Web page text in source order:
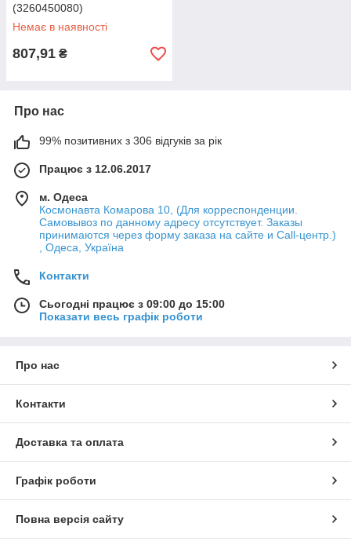
(3260450080)
Немає в наявності
807,91 ₴
Про нас
99% позитивних з 306 відгуків за рік
Працює з 12.06.2017
м. Одеса
Космонавта Комарова 10, (Для корреспонденции.
Самовывоз по данному адресу отсутствует. Заказы
принимаются через форму заказа на сайте и Call-центр.)
, Одеса, Україна
Контакти
Сьогодні працює з 09:00 до 15:00
Показати весь графік роботи
Про нас
Контакти
Доставка та оплата
Графік роботи
Повна версія сайту